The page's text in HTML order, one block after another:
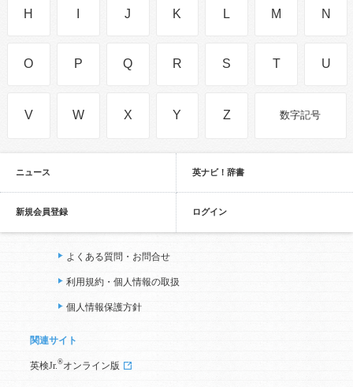
H J K L M N
O P Q R S T U
V W X Y Z 数字記号
ニュース 英ナビ！辞書
新規会員登録 ログイン
よくある質問・お問合せ
利用規約・個人情報の取扱
個人情報保護方針
関連サイト
英検Jr. ®オンライン版